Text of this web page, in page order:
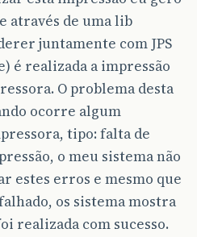
através de uma lib
juntamente com JPS
é realizada a impressão
O problema desta
ocorre algum
tipo: falta de
o meu sistema não
estes erros e mesmo que
os sistema mostra
realizada com sucesso.